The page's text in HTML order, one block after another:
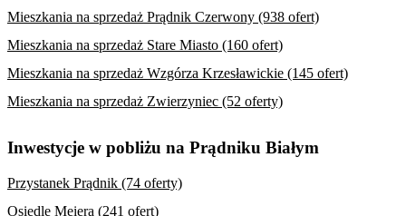
Mieszkania na sprzedaż Prądnik Czerwony (938 ofert)
Mieszkania na sprzedaż Stare Miasto (160 ofert)
Mieszkania na sprzedaż Wzgórza Krzesławickie (145 ofert)
Mieszkania na sprzedaż Zwierzyniec (52 oferty)
Inwestycje w pobliżu na Prądniku Białym
Przystanek Prądnik (74 oferty)
Osiedle Meiera (241 ofert)